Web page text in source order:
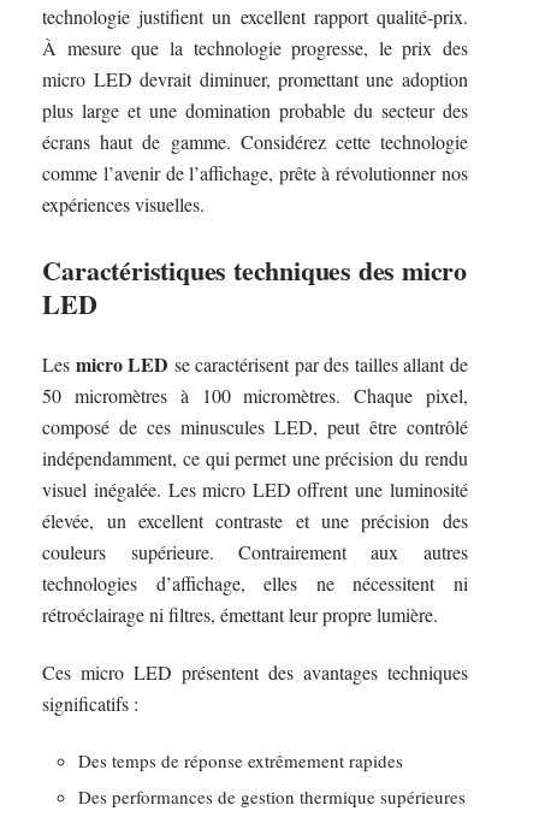
technologie justifient un excellent rapport qualité-prix.
À mesure que la technologie progresse, le prix des
micro LED devrait diminuer, promettant une adoption
plus large et une domination probable du secteur des
écrans haut de gamme. Considérez cette technologie
comme l’avenir de l’affichage, prête à révolutionner nos
expériences visuelles.
Caractéristiques techniques des micro
LED
Les micro LED se caractérisent par des tailles allant de
50 micromètres à 100 micromètres. Chaque pixel,
composé de ces minuscules LED, peut être contrôlé
indépendamment, ce qui permet une précision du rendu
visuel inégalée. Les micro LED offrent une luminosité
élevée, un excellent contraste et une précision des
couleurs supérieure. Contrairement aux autres
technologies d’affichage, elles ne nécessitent ni
rétroéclairage ni filtres, émettant leur propre lumière.
Ces micro LED présentent des avantages techniques
significatifs :
Des temps de réponse extrêmement rapides
Des performances de gestion thermique supérieures